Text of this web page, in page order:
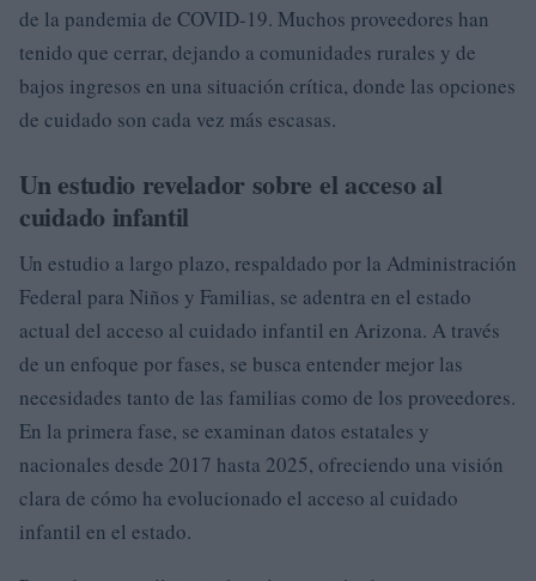
de la pandemia de COVID-19. Muchos proveedores han
tenido que cerrar, dejando a comunidades rurales y de
bajos ingresos en una situación crítica, donde las opciones
de cuidado son cada vez más escasas.
Un estudio revelador sobre el acceso al
cuidado infantil
Un estudio a largo plazo, respaldado por la Administración
Federal para Niños y Familias, se adentra en el estado
actual del acceso al cuidado infantil en Arizona. A través
de un enfoque por fases, se busca entender mejor las
necesidades tanto de las familias como de los proveedores.
En la primera fase, se examinan datos estatales y
nacionales desde 2017 hasta 2025, ofreciendo una visión
clara de cómo ha evolucionado el acceso al cuidado
infantil en el estado.